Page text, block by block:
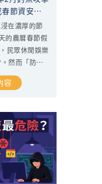
節資安破
在濃厚的節
的農曆春節假
民眾休閒娛樂
然而「防駭
台網路威脅
客正潛伏在
對行動裝置
增長。透過
將揭露駭客
，協助您在
訊安全。...
容